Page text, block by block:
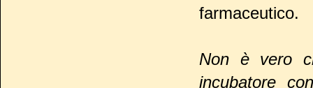
farmaceutico.
Non è vero
incubatore